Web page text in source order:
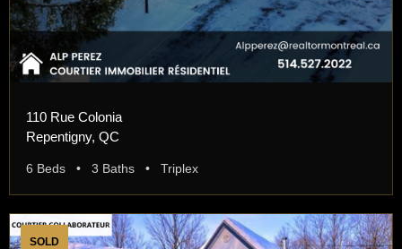
110 Rue Colonia
Repentigny, QC
6 Beds • 3 Baths • Triplex
SOLD